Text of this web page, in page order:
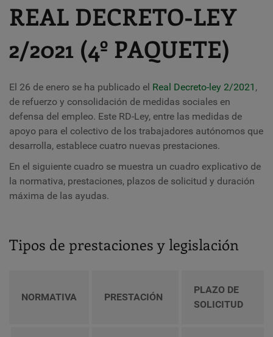
REAL DECRETO-LEY
2/2021 (4º PAQUETE)
El 26 de enero se ha publicado el Real Decreto-ley 2/2021 ,
de refuerzo y consolidación de medidas sociales en
defensa del empleo. Este RD-Ley, entre las medidas de
apoyo para el colectivo de los trabajadores autónomos que
desarrolla, establece cuatro nuevas prestaciones.
En el siguiente cuadro se muestra un cuadro explicativo de
la normativa, prestaciones, plazos de solicitud y duración
máxima de las ayudas.
Tipos de prestaciones y legislación
NORMATIVA PRESTACIÓN
PLAZO DE
SOLICITUD